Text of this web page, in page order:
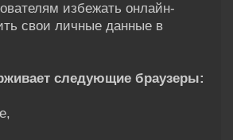
избежать онлайн-
свои личные данные в
следующие браузеры: